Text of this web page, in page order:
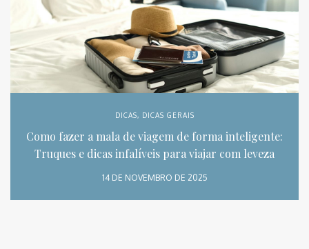
DICAS, DICAS GERAIS
Como fazer a mala de viagem de forma inteligente:
Truques e dicas infalíveis para viajar com leveza
14 DE NOVEMBRO DE 2025